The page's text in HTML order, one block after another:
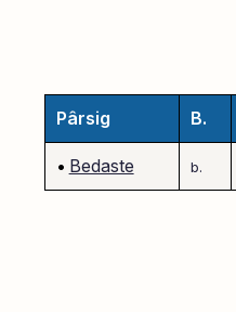
Pârsig B.
• Bedaste b.